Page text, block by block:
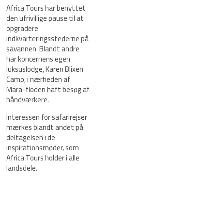
Africa Tours har benyttet
den ufrivillige pause til at
opgradere
indkvarteringsstederne på
savannen. Blandt andre
har koncernens egen
luksuslodge, Karen Blixen
Camp, i nærheden af
Mara-floden haft besøg af
håndværkere.
Interessen for safarirejser
mærkes blandt andet på
deltagelsen i de
inspirationsmøder, som
Africa Tours holder i alle
landsdele.